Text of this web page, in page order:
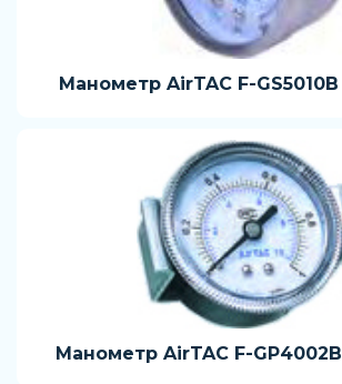
Манометр AirTAC F-GS5010B
Манометр AirTAC F-GP4002B